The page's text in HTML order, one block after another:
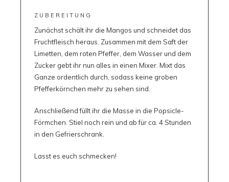
ZUBEREITUNG
Zunächst schält ihr die Mangos und schneidet das
Fruchtfleisch heraus. Zusammen mit dem Saft der
Limetten, dem roten Pfeffer, dem Wasser und dem
Zucker gebt ihr nun alles in einen Mixer. Mixt das
Ganze ordentlich durch, sodass keine groben
Pfefferkörnchen mehr zu sehen sind.
Anschließend füllt ihr die Masse in die Popsicle-
Förmchen. Stiel noch rein und ab für ca. 4 Stunden
in den Gefrierschrank.
Lasst es euch schmecken!